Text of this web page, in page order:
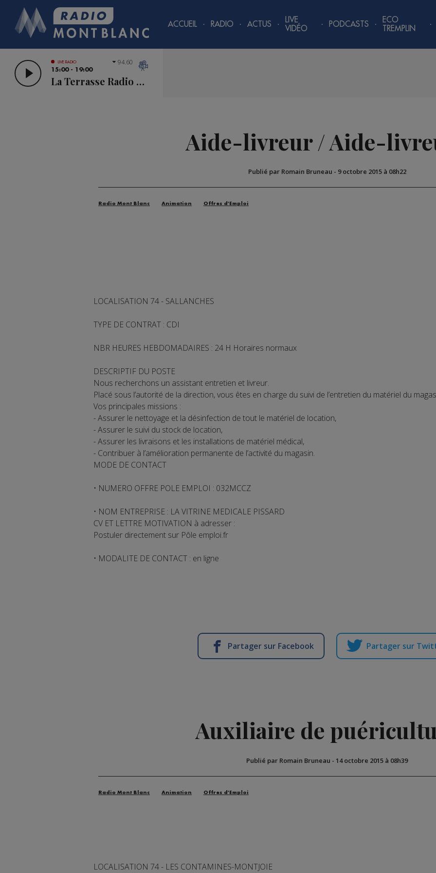
ACCUEIL RADIO ACTUS
LIVE
VIDÉO
PODCASTS
ECO
TREMPLIN
LIVE RADIO
15:00 - 19:00
La Terrasse Radio Mont Blanc
94.60
Aide-livreur / Aide-
Publié par Romain Bruneau - 9 octobre 2015 à 08h22
Radio Mont Blanc Animation Offres d'Emploi
LOCALISATION 74 - SALLANCHES
TYPE DE CONTRAT : CDI
NBR HEURES HEBDOMADAIRES : 24 H Horaires normaux
DESCRIPTIF DU POSTE
Nous recherchons un assistant entretien et livreur.
Placé sous l’autorité de la direction, vous êtes en charge du suivi de l’entretien du matériel du
Vos principales missions :
- Assurer le nettoyage et la désinfection de tout le matériel de location,
- Assurer le suivi du stock de location,
- Assurer les livraisons et les installations de matériel médical,
- Contribuer à l’amélioration permanente de l’activité du magasin.
MODE DE CONTACT
• NUMERO OFFRE POLE EMPLOI : 032MCCZ
• NOM ENTREPRISE : LA VITRINE MEDICALE PISSARD
CV ET LETTRE MOTIVATION à adresser :
Postuler directement sur Pôle emploi.fr
• MODALITE DE CONTACT : en ligne
Partager sur Facebook Partager sur
Auxiliaire de
Publié par Romain Bruneau - 14 octobre 2015 à 08h39
Radio Mont Blanc Animation Offres d'Emploi
LOCALISATION 74 - LES CONTAMINES-MONTJOIE